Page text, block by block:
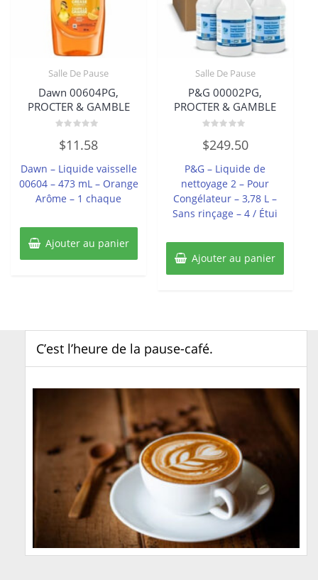
Salle De Pause
Dawn 00604PG,
PROCTER & GAMBLE
0
sur
$11.58
Dawn – Liquide vaisselle
00604 – 473 mL – Orange
Arôme – 1 chaque
Ajouter au panier
Salle De Pause
P&G 00002PG,
PROCTER & GAMBLE
0
sur
$249.50
P&G – Liquide de
nettoyage 2 – Pour
Congélateur – 3,78 L –
Sans rinçage – 4 / Étui
Ajouter au panier
C’est l’heure de la pause-café.